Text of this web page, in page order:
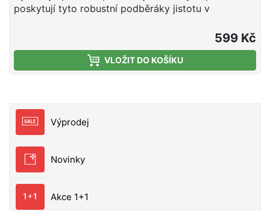
Výprodej
Novinky
Akce 1+1
poskytují tyto robustní podběráky jistotu v
umožňuje tak použít podběrák v každé situaci.
Příjemná EVA rukojeť zaručuje jistý úchop, gumová
síťka zase šetrnost k rybě a snížení zamotácní
aby tak bylo dosaženo optimáních rozměrů pro
konkrétního dravce: Model Pike: má největší rám a
Zander: Vyvážená velikost rámu a hloubka síťky pro
podebrání candáta Model Perch: Robustní ale
okounů. Vyberte si podběrák podle vaší cílové ryby,
aby vám žádná neutekla. velikost hlavy: 55X50 cm
599 Kč
VLOŽIT DO KOŠÍKU